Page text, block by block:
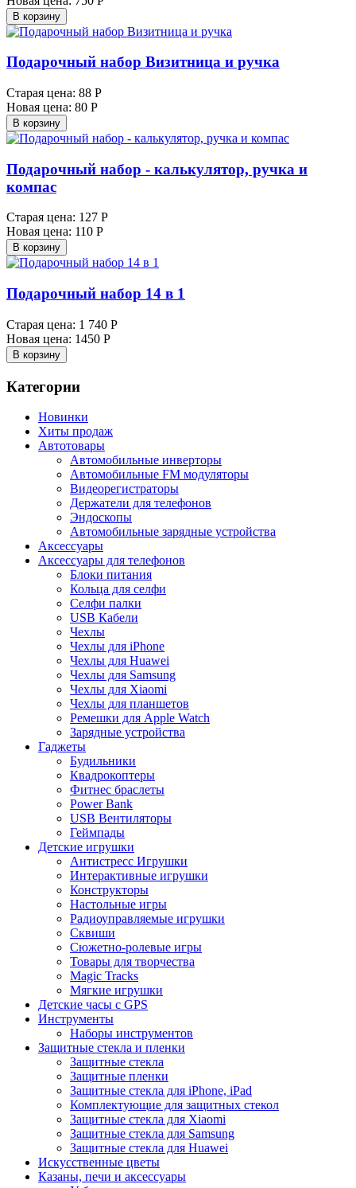
В корзину
Подарочный набор Визитница и ручка
Старая цена: 88 Р
Новая цена: 80 Р
В корзину
Подарочный набор - калькулятор, ручка и
компас
Старая цена: 127 Р
Новая цена: 110 Р
В корзину
Подарочный набор 14 в 1
Старая цена: 1 740 Р
Новая цена: 1450 Р
В корзину
Категории
Новинки
Хиты продаж
Автотовары
Автомобильные инверторы
Автомобильные FM модуляторы
Видеорегистраторы
Держатели для телефонов
Эндоскопы
Автомобильные зарядные устройства
Аксессуары
Аксессуары для телефонов
Блоки питания
Кольца для селфи
Селфи палки
USB Кабели
Чехлы
Чехлы для iPhone
Чехлы для Huawei
Чехлы для Samsung
Чехлы для Xiaomi
Чехлы для планшетов
Ремешки для Apple Watch
Зарядные устройства
Гаджеты
Будильники
Квадрокоптеры
Фитнес браслеты
Power Bank
USB Вентиляторы
Геймпады
Детские игрушки
Антистресс Игрушки
Интерактивные игрушки
Конструкторы
Настольные игры
Радиоуправляемые игрушки
Сквиши
Сюжетно-ролевые игры
Товары для творчества
Magic Tracks
Мягкие игрушки
Детские часы с GPS
Инструменты
Наборы инструментов
Защитные стекла и пленки
Защитные стекла
Защитные пленки
Защитные стекла для iPhone, iPad
Комплектующие для защитных стекол
Защитные стекла для Xiaomi
Защитные стекла для Samsung
Защитные стекла для Huawei
Искусственные цветы
Казаны, печи и аксессуары